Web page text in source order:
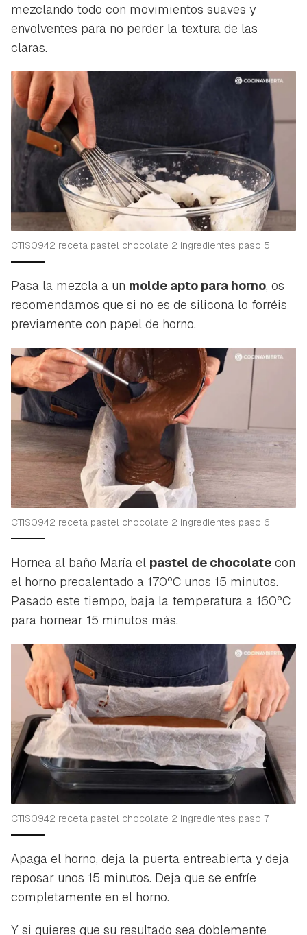
Guardar como favorito
Para poder guardar como favorito, primero has de
INICIAR SESIÓN CANCELAR
mezclando todo con movimientos suaves y
envolventes para no perder la textura de las
claras.
CTIS0942 receta pastel chocolate 2 ingredientes paso 5
Pasa la mezcla a un molde apto para horno, os
recomendamos que si no es de silicona lo forréis
previamente con papel de horno.
CTIS0942 receta pastel chocolate 2 ingredientes paso 6
Hornea al baño María el pastel de chocolate con
el horno precalentado a 170ºC unos 15 minutos.
Pasado este tiempo, baja la temperatura a 160ºC
para hornear 15 minutos más.
CTIS0942 receta pastel chocolate 2 ingredientes paso 7
Apaga el horno, deja la puerta entreabierta y deja
reposar unos 15 minutos. Deja que se enfríe
completamente en el horno.
Y si quieres que su resultado sea doblemente
Contenido enviado
Gracias por suscribirte a nuestro boletín.
ACEPTAR